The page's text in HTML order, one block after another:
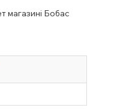
магазині Бобас